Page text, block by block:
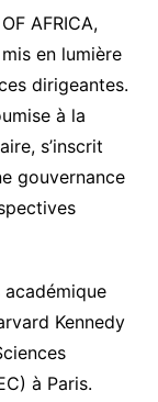
AFRICA,
en lumière
dirigeantes.
à la
s’inscrit
gouvernance
Kennedy
à Paris.